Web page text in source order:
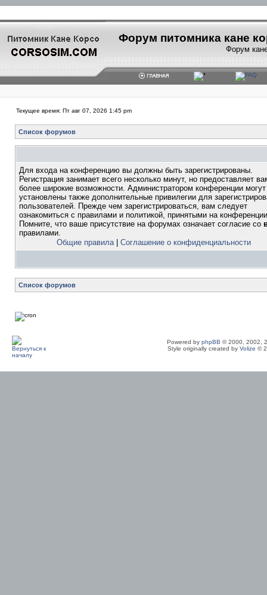
Форум питомника кане
Форум
Текущее время: Пт авг 07, 2026 1:45 pm
Список форумов
Для входа на конференцию вы должны быть зарегистрированы.
Регистрация занимает всего несколько минут, но предоставляет
более широкие возможности. Администратором конференции
установлены также дополнительные привилегии для
пользователей. Прежде чем зарегистрироваться, вам следует
ознакомиться с правилами и политикой, принятыми на
Помните, что ваше присутствие на форумах означает согласие со
правилами.
Общие правила| Соглашение о конфиденциальности
Список форумов
Powered by phpBB © 2000, 2002,
Style originally created by Volize ©